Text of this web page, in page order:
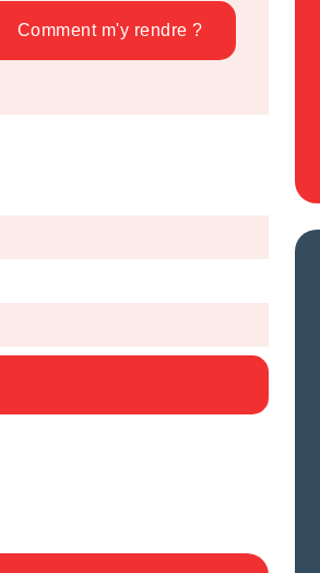
Comment m'y rendre ?